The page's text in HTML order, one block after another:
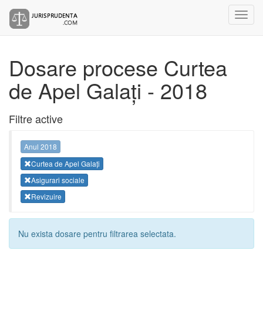
Dosare procese Curtea
de Apel Galați - 2018
Filtre active
Anul 2018
Curtea de Apel Galați
Asigurari sociale
Revizuire
Nu exista dosare pentru filtrarea selectata.